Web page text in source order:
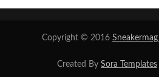
Copyright © 2016
Created By Sora Templates